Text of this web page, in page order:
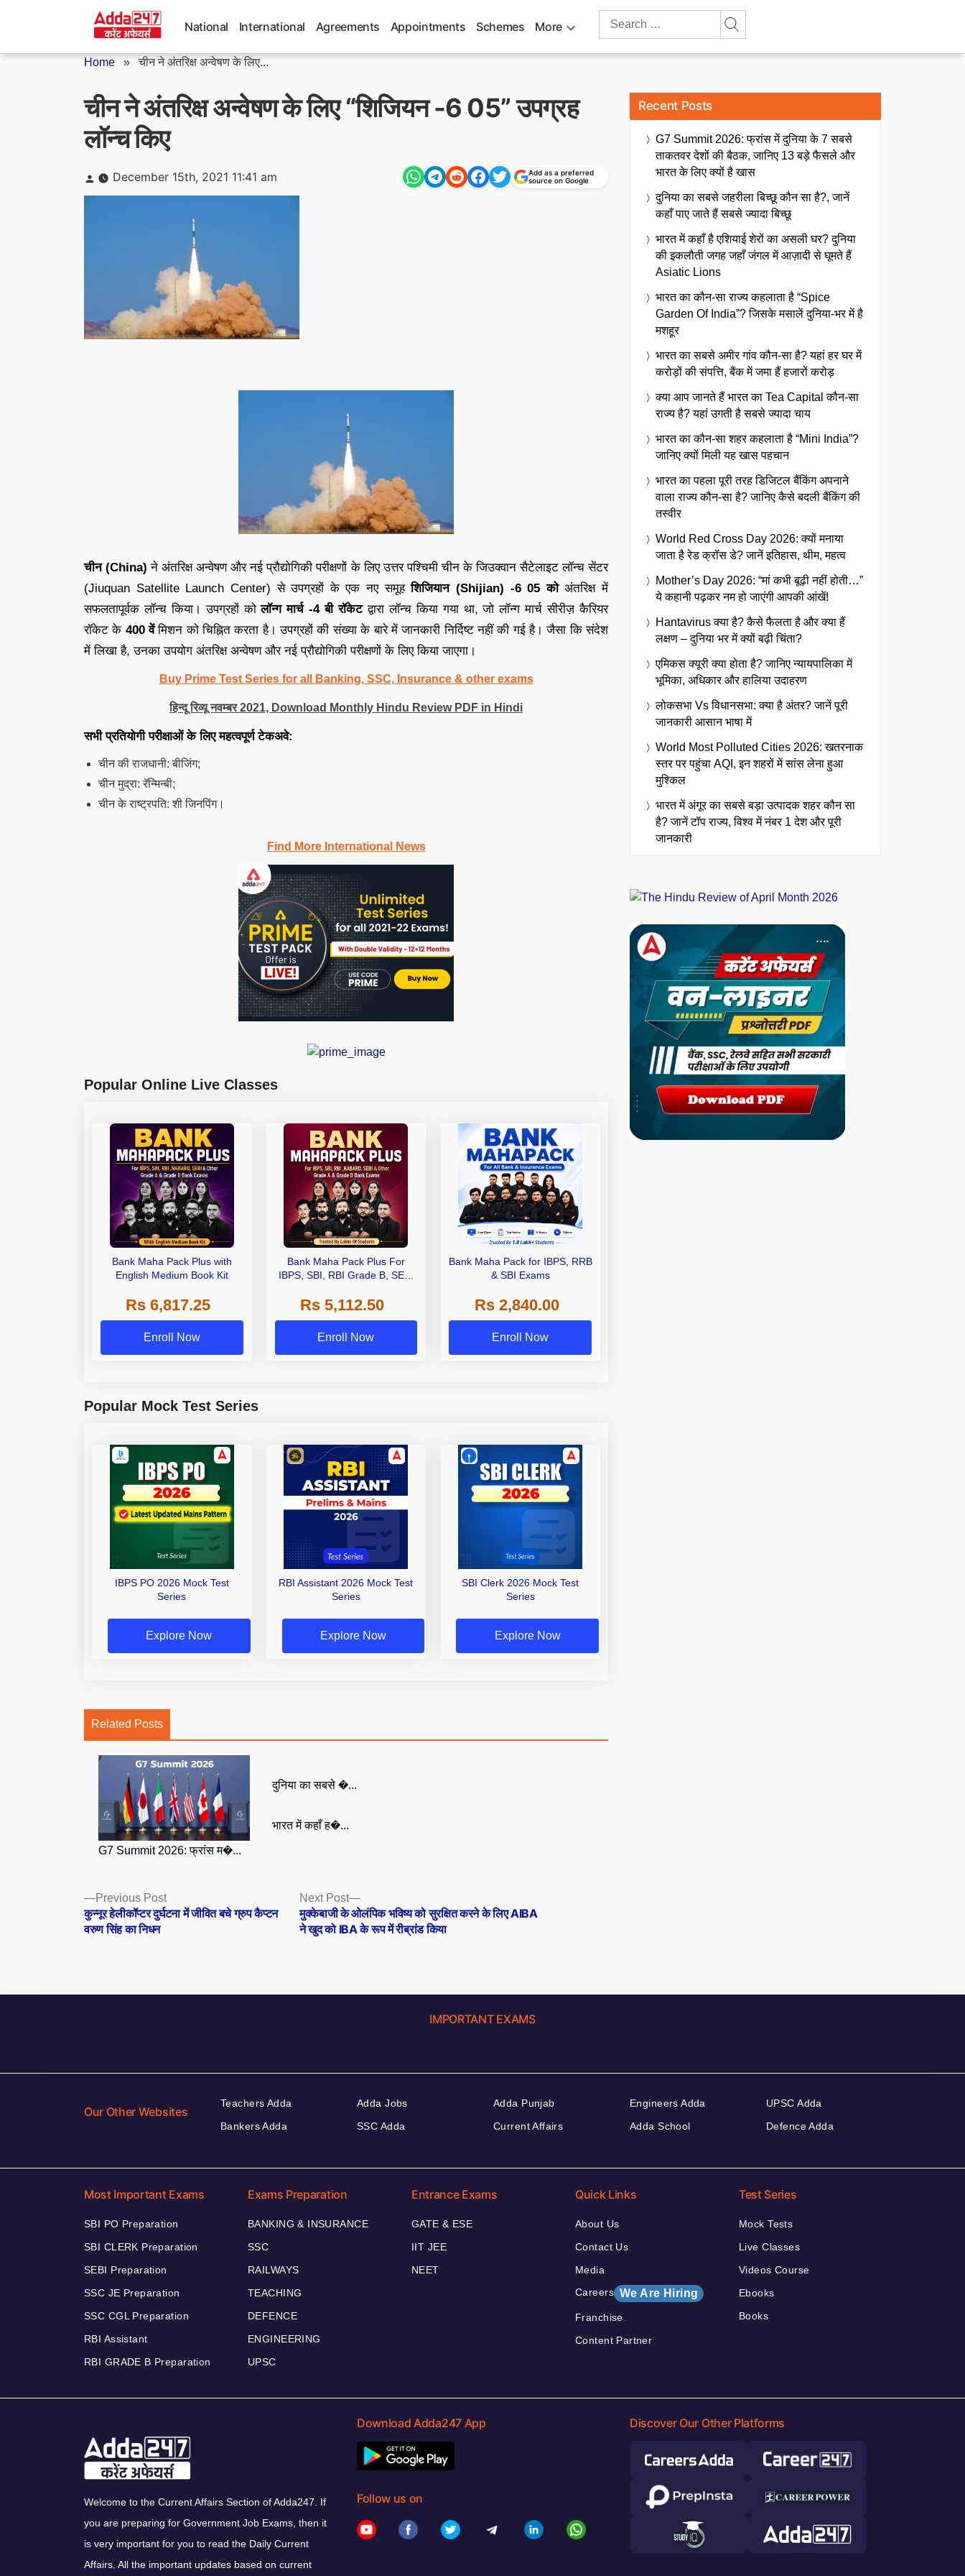
National International Agreements Appointments Schemes More
Search
Home »चीन ने अंतरिक्ष अन्वेषण के लिए...
चीन ने अंतरिक्ष अन्वेषण के लिए “शिजियन -6 05” उपग्रह
लॉन्च किए
Posted
by
December 15th, 2021 11:41 am
Add as a preferred
source on Google
चीन (China) ने अंतरिक्ष अन्वेषण और नई प्रौद्योगिकी परीक्षणों के लिए उत्तर पश्चिमी चीन के जिउक्वान सैटेलाइट लॉन्च सेंटर
(Jiuquan Satellite Launch Center) से उपग्रहों के एक नए समूहशिजियान (Shijian) -6 05 कोअंतरिक्ष में
सफलतापूर्वक लॉन्च किया। उपग्रहों कोलॉन्ग मार्च -4 बी रॉकेटद्वारा लॉन्च किया गया था, जो लॉन्ग मार्च सीरीज़ कैरियर
रॉकेट के 400 वेंमिशन को चिह्नित करता है। उपग्रहों की संख्या के बारे में जानकारी निर्दिष्ट नहीं की गई है। जैसा कि संदेश
में लिखा है, उनका उपयोग अंतरिक्ष अन्वेषण और नई प्रौद्योगिकी परीक्षणों के लिए किया जाएगा।
Buy Prime Test Series for all Banking, SSC, Insurance & other exams
हिन्दू रिव्यू नवम्बर 2021, Download Monthly Hindu Review PDF in Hindi
सभी प्रतियोगी परीक्षाओं के लिए महत्वपूर्ण टेकअवे:
चीन की राजधानी: बीजिंग;
चीन मुद्रा: रॅन्मिन्बी;
चीन के राष्ट्रपति: शी जिनपिंग।
Find More International News
Popular Online Live Classes
Bank Maha Pack Plus with
English Medium Book Kit
Rs 6,817.25
Enroll Now
Bank Maha Pack Plus For
IBPS, SBI, RBI Grade B, SEBI
Other Grade A & Grade B Bank
Exams
Rs 5,112.50
Enroll Now
Bank Maha Pack for IBPS, RRB
& SBI Exams
Rs 2,840.00
Enroll Now
Popular Mock Test Series
IBPS PO 2026 Mock Test
Series
Explore Now
RBI Assistant 2026 Mock Test
Series
Explore Now
SBI Clerk 2026 Mock Test
Series
Explore Now
Related Posts
G7 Summit 2026: फ्रांस म�...
दुनिया का सबसे �...
भारत में कहाँ ह�...
Posts
navigation
Previous PostPrevious
post:
कुन्नूर हेलीकॉप्टर दुर्घटना में जीवित बचे ग्रुप कैप्टन
वरुण सिंह का निधन
Next Post
Next
post:
मुक्केबाजी के ओलंपिक भविष्य को सुरक्षित करने के लिए AIBA
ने खुद को IBA के रूप में रीब्रांड किया
Recent Posts
G7 Summit 2026: फ्रांस में दुनिया के 7 सबसे
ताकतवर देशों की बैठक, जानिए 13 बड़े फैसले और
भारत के लिए क्यों है खास
दुनिया का सबसे जहरीला बिच्छू कौन सा है?, जानें
कहाँ पाए जाते हैं सबसे ज्यादा बिच्छू
भारत में कहाँ है एशियाई शेरों का असली घर? दुनिया
की इकलौती जगह जहाँ जंगल में आज़ादी से घूमते हैं
Asiatic Lions
भारत का कौन-सा राज्य कहलाता है “Spice
Garden Of India”? जिसके मसालें दुनिया-भर में है
मशहूर
भारत का सबसे अमीर गांव कौन-सा है? यहां हर घर में
करोड़ों की संपत्ति, बैंक में जमा हैं हजारों करोड़
क्या आप जानते हैं भारत का Tea Capital कौन-सा
राज्य है? यहां उगती है सबसे ज्यादा चाय
भारत का कौन-सा शहर कहलाता है “Mini India”?
जानिए क्यों मिली यह खास पहचान
भारत का पहला पूरी तरह डिजिटल बैंकिंग अपनाने
वाला राज्य कौन-सा है? जानिए कैसे बदली बैंकिंग की
तस्वीर
World Red Cross Day 2026: क्यों मनाया
जाता है रेड क्रॉस डे? जानें इतिहास, थीम, महत्व
Mother’s Day 2026: “मां कभी बूढ़ी नहीं होती…”
ये कहानी पढ़कर नम हो जाएंगी आपकी आंखें!
Hantavirus क्या है? कैसे फैलता है और क्या हैं
लक्षण – दुनिया भर में क्यों बढ़ी चिंता?
एमिकस क्यूरी क्या होता है? जानिए न्यायपालिका में
भूमिका, अधिकार और हालिया उदाहरण
लोकसभा Vs विधानसभा: क्या है अंतर? जानें पूरी
जानकारी आसान भाषा में
World Most Polluted Cities 2026: खतरनाक
स्तर पर पहुंचा AQI, इन शहरों में सांस लेना हुआ
मुश्किल
भारत में अंगूर का सबसे बड़ा उत्पादक शहर कौन सा
है? जानें टॉप राज्य, विश्व में नंबर 1 देश और पूरी
जानकारी
IMPORTANT EXAMS
Our Other Websites
Teachers Adda
Bankers Adda
Adda Jobs
SSC Adda
Adda Punjab
Current Affairs
Engineers Adda
Adda School
UPSC Adda
Defence Adda
Most Important Exams
SBI PO Preparation
SBI CLERK Preparation
SEBI Preparation
SSC JE Preparation
SSC CGL Preparation
RBI Assistant
RBI GRADE B Preparation
Exams Preparation
BANKING & INSURANCE
SSC
RAILWAYS
TEACHING
DEFENCE
ENGINEERING
UPSC
Entrance Exams
GATE & ESE
IIT JEE
NEET
Quick Links
About Us
Contact Us
Media
Careers We Are Hiring
Franchise
Content Partner
Test Series
Mock Tests
Live Classes
Videos Course
Ebooks
Books
Welcome to the Current Affairs Section of Adda247. If
you are preparing for Government Job Exams, then it
is very important for you to read the Daily Current
Affairs. All the important updates based on current
Download Adda247 App
Follow us on
Discover Our Other Platforms